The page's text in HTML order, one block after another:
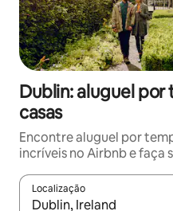
Dublin: aluguel
casas
Encontre aluguel por
incríveis no Airbnb e faça
Localização
Quando os resultados